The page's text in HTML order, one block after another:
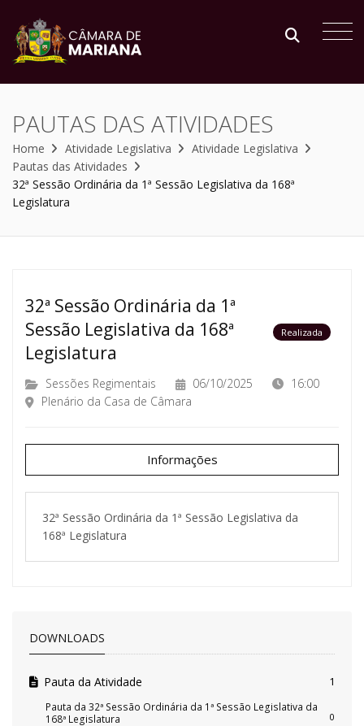
PAUTAS DAS ATIVIDADES
Home Atividade Legislativa
Atividade Legislativa
Pautas das Atividades
32ª Sessão Ordinária da 1ª Sessão Legislativa da 168ª
Legislatura
32ª Sessão Ordinária da 1ª
Sessão Legislativa da 168ª
Legislatura
Realizada
Sessões Regimentais 06/10/2025
16:00
Plenário da Casa de Câmara
Informações
32ª Sessão Ordinária da 1ª Sessão Legislativa da
168ª Legislatura
DOWNLOADS
Pauta da Atividade 1
Pauta da 32ª Sessão Ordinária da 1ª Sessão Legislativa da
168ª Legislatura
0